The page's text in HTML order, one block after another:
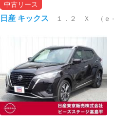
中古リース
日産 キックス